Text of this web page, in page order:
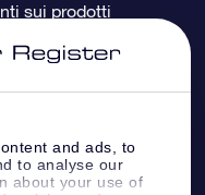
and ads, to
to analyse our
about your use of
sui prodotti